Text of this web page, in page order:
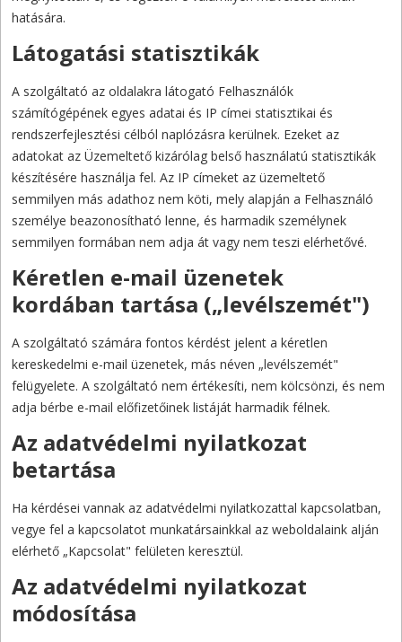
hatására.
Látogatási statisztikák
A szolgáltató az oldalakra látogató Felhasználók
számítógépének egyes adatai és IP címei statisztikai és
rendszerfejlesztési célból naplózásra kerülnek. Ezeket az
adatokat az Üzemeltető kizárólag belső használatú statisztikák
készítésére használja fel. Az IP címeket az üzemeltető
semmilyen más adathoz nem köti, mely alapján a Felhasználó
személye beazonosítható lenne, és harmadik személynek
semmilyen formában nem adja át vagy nem teszi elérhetővé.
Kéretlen e-mail üzenetek
kordában tartása („levélszemét")
A szolgáltató számára fontos kérdést jelent a kéretlen
kereskedelmi e-mail üzenetek, más néven „levélszemét"
felügyelete. A szolgáltató nem értékesíti, nem kölcsönzi, és nem
adja bérbe e-mail előfizetőinek listáját harmadik félnek.
Az adatvédelmi nyilatkozat
betartása
Ha kérdései vannak az adatvédelmi nyilatkozattal kapcsolatban,
vegye fel a kapcsolatot munkatársainkkal az weboldalaink alján
elérhető „Kapcsolat" felületen keresztül.
Az adatvédelmi nyilatkozat
módosítása